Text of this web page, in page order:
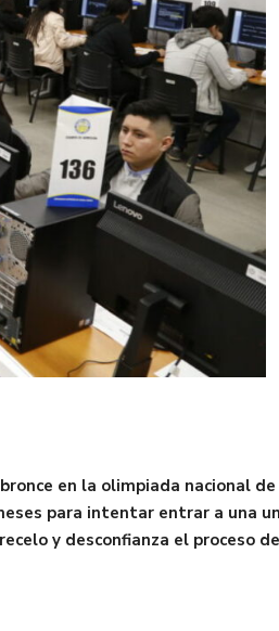
en la olimpiada nacional de
para intentar entrar a una
y desconfianza el proceso